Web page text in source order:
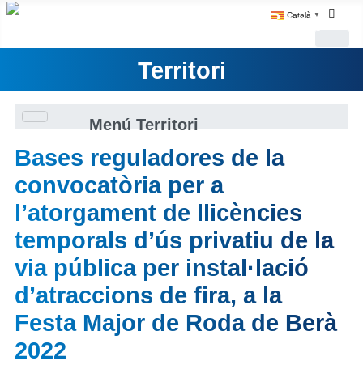
Català ▼
Territori
Menú Territori
Bases reguladores de la
convocatòria per a
l’atorgament de llicències
temporals d’ús privatiu de la
via pública per instal·lació
d’atraccions de fira, a la
Festa Major de Roda de Berà
2022